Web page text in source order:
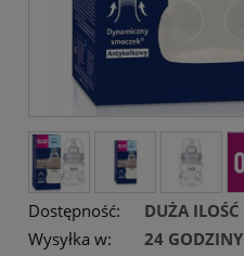
Dostępność:
DUŻA ILOŚĆ
Wysyłka w:
24 GODZINY